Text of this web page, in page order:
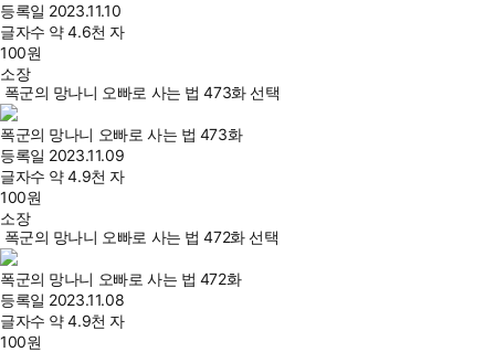
등록일 2023.11.10
글자수 약 4.6천 자
100원
소장
폭군의 망나니 오빠로 사는 법 473화 선택
폭군의 망나니 오빠로 사는 법 473화
등록일 2023.11.09
글자수 약 4.9천 자
100원
소장
폭군의 망나니 오빠로 사는 법 472화 선택
폭군의 망나니 오빠로 사는 법 472화
등록일 2023.11.08
글자수 약 4.9천 자
100원